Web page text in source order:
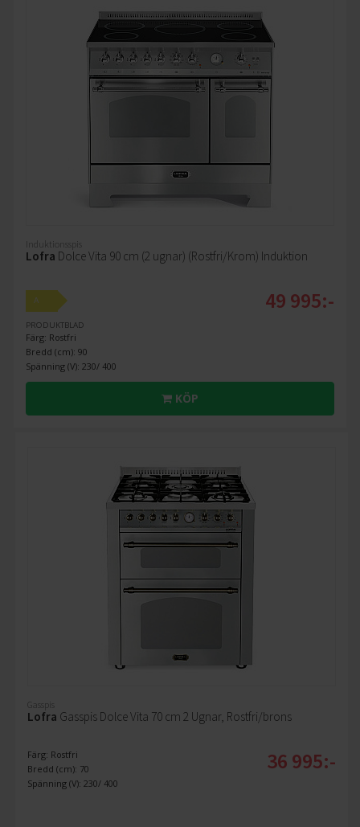
Induktionsspis
Lofra Dolce Vita 90 cm (2 ugnar) (Rostfri/Krom) Induktion
A
PRODUKTBLAD
Färg: Rostfri
Bredd (cm): 90
Spänning (V): 230/ 400
49 995:-
KÖP
Gasspis
Lofra Gasspis Dolce Vita 70 cm 2 Ugnar, Rostfri/brons
Färg: Rostfri
Bredd (cm): 70
Spänning (V): 230/ 400
36 995:-